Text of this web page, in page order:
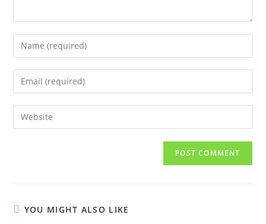
Enter
your
name
comment
Enter
your
email
address
Enter
your
YOU MIGHT ALSO LIKE